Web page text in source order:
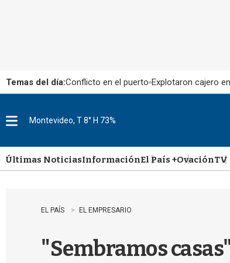
Temas del día:Conflicto en el puerto Explotaron cajero
u
Montevideo, T 8° H 73%
Últimas NoticiasInformaciónEl País +OvaciónTV
EL PAÍS EL EMPRESARIO
"Sembramos